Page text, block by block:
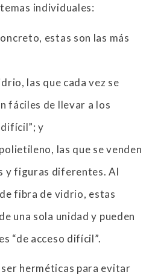
individuales:
estas son las más
las que cada vez se
fáciles de llevar a los
y
las que se venden
y figuras diferentes. Al
fibra de vidrio, estas
una sola unidad y pueden
“de acceso difícil”.
herméticas para evitar